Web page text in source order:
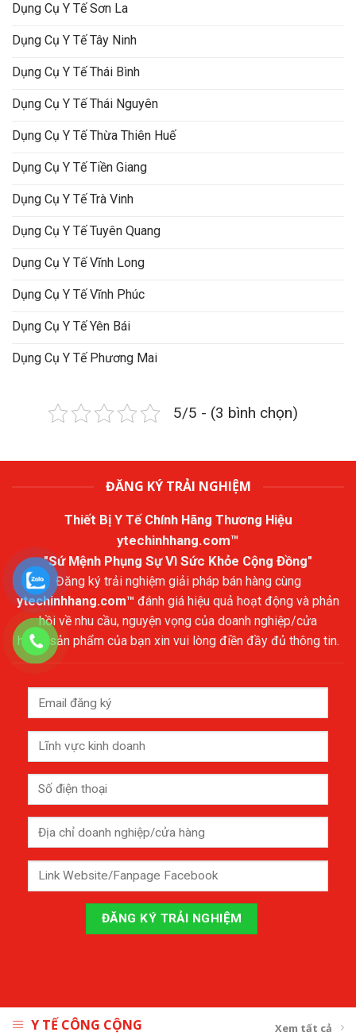
Dụng Cụ Y Tế Sơn La
Dụng Cụ Y Tế Tây Ninh
Dụng Cụ Y Tế Thái Bình
Dụng Cụ Y Tế Thái Nguyên
Dụng Cụ Y Tế Thừa Thiên Huế
Dụng Cụ Y Tế Tiền Giang
Dụng Cụ Y Tế Trà Vinh
Dụng Cụ Y Tế Tuyên Quang
Dụng Cụ Y Tế Vĩnh Long
Dụng Cụ Y Tế Vĩnh Phúc
Dụng Cụ Y Tế Yên Bái
Dụng Cụ Y Tế Phương Mai
5/5 - (3 bình chọn)
ĐĂNG KÝ TRẢI NGHIỆM
Thiết Bị Y Tế Chính Hãng Thương Hiệu
ytechinhhang.com™
"Sứ Mệnh Phụng Sự Vì Sức Khỏe Cộng Đồng"
Đăng ký trải nghiệm giải pháp bán hàng cùng
ytechinhhang.com™ đánh giá hiệu quả hoạt động và phản
hồi về nhu cầu, nguyện vọng của doanh nghiệp/cửa
hàng/sản phẩm của bạn xin vui lòng điền đầy đủ thông tin.
Y TẾ CÔNG CỘNG Xem tất cả